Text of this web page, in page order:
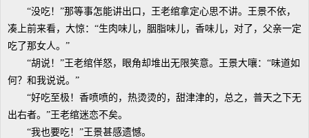
“没吃！”那等事怎能讲出口，王老绾拿定心思不讲。王景不依，
凑上前来看，大惊：“生肉味儿，胭脂味儿，香味儿，对了，父亲一定
吃了那女人。”
“胡说！”王老绾佯怒，眼角却堆出无限笑意。王景大嚷：“味道如
何？和我说说。”
“好吃至极！香喷喷的，热烫烫的，甜津津的，总之，普天之下无
出右者。”王老绾迷恋不矣。
“我也要吃！”王景甚感遗憾。